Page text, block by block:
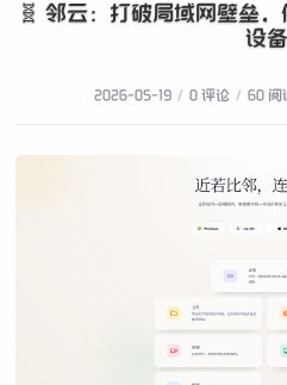
🧬 邻云：打破局域网壁垒
设备
2026-05-19 / 0 评论 / 60 阅